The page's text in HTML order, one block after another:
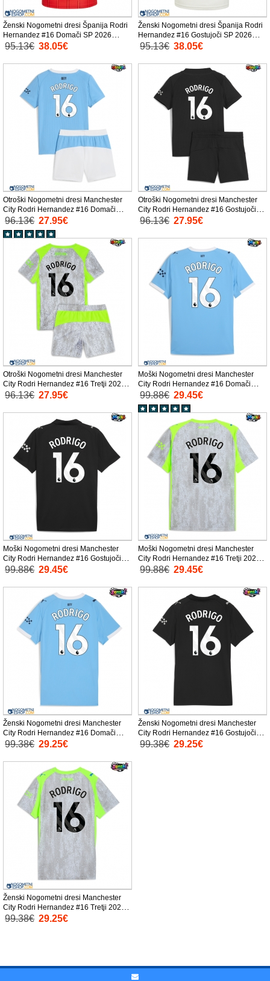
Ženski Nogometni dresi Španija Rodri
Hernandez #16 Domači SP 2026
Kratek Rokav
95.13€ 38.05€
Ženski Nogometni dresi Španija Rodri
Hernandez #16 Gostujoči SP 2026
Kratek Rokav
95.13€ 38.05€
Otroški Nogometni dresi Manchester
City Rodri Hernandez #16 Domači
2025-26 Kratek Rokav (+ Kratke hlače)
96.13€ 27.95€
Otroški Nogometni dresi Manchester
City Rodri Hernandez #16 Gostujoči
2025-26 Kratek Rokav (+ Kratke hlače)
96.13€ 27.95€
Otroški Nogometni dresi Manchester
City Rodri Hernandez #16 Tretji 2025-
26 Kratek Rokav (+ Kratke hlače)
96.13€ 27.95€
Moški Nogometni dresi Manchester
City Rodri Hernandez #16 Domači
2025-26 Kratek Rokav
99.88€ 29.45€
Moški Nogometni dresi Manchester
City Rodri Hernandez #16 Gostujoči
2025-26 Kratek Rokav
99.88€ 29.45€
Moški Nogometni dresi Manchester
City Rodri Hernandez #16 Tretji 2025-
26 Kratek Rokav
99.88€ 29.45€
Ženski Nogometni dresi Manchester
City Rodri Hernandez #16 Domači
2025-26 Kratek Rokav
99.38€ 29.25€
Ženski Nogometni dresi Manchester
City Rodri Hernandez #16 Gostujoči
2025-26 Kratek Rokav
99.38€ 29.25€
Ženski Nogometni dresi Manchester
City Rodri Hernandez #16 Tretji 2025-
26 Kratek Rokav
99.38€ 29.25€